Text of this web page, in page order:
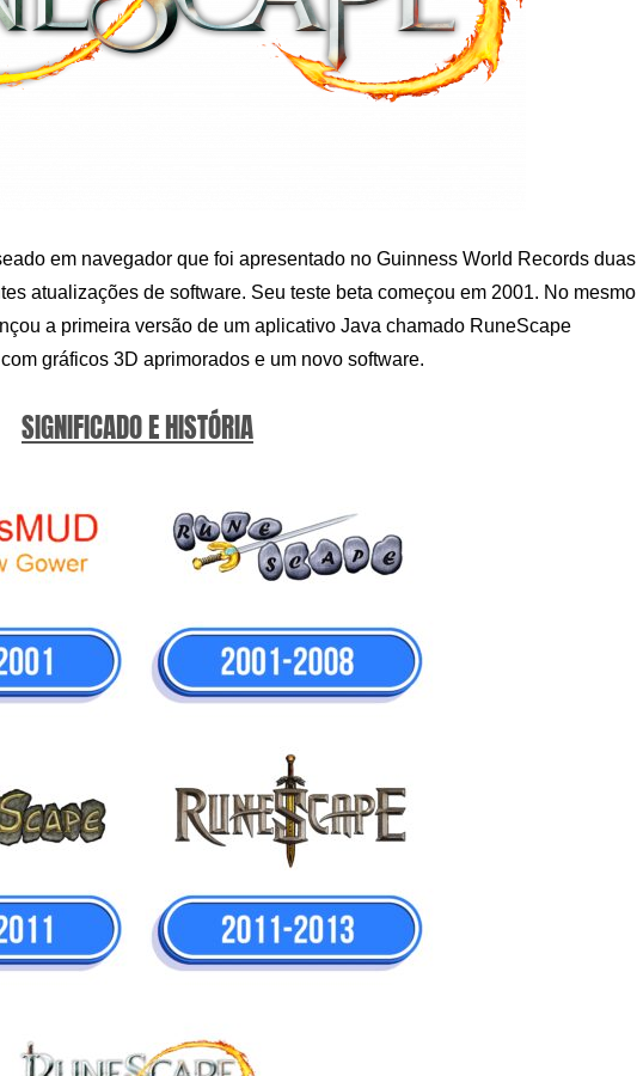
em navegador que foi apresentado no Guinness World Records duas
atualizações de software. Seu teste beta começou em 2001. No mesmo
a primeira versão de um aplicativo Java chamado RuneScape
gráficos 3D aprimorados e um novo software.
SIGNIFICADO E HISTÓRIA